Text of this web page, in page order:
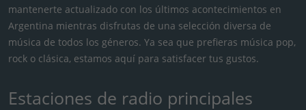
mantenerte actualizado con los últimos acontecimientos en
Argentina mientras disfrutas de una selección diversa de
música de todos los géneros. Ya sea que prefieras música pop,
rock o clásica, estamos aquí para satisfacer tus gustos.
Estaciones de radio principales